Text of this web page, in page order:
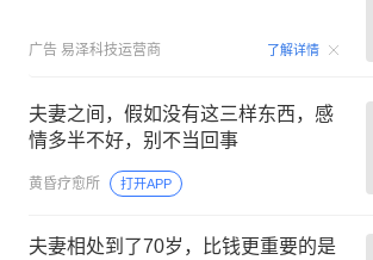
广告 易泽科技运营商 了解详情
夫妻之间，假如没有这三样东西，感
情多半不好，别不当回事
黄昏疗愈所 打开APP
夫妻相处到了70岁，比钱更重要的是